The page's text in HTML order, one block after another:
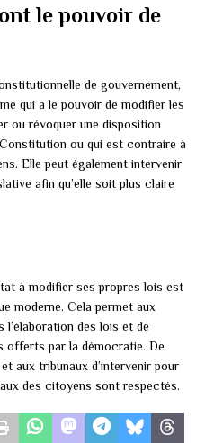
le pouvoir de
de gouvernement,
qui a le pouvoir de modifier les
ou révoquer une disposition
ou qui est contraire à
Elle peut également intervenir
afin qu’elle soit plus claire
à modifier ses propres lois est
moderne. Cela permet aux
des lois et de
offerts par la démocratie. De
aux tribunaux d’intervenir pour
des citoyens sont respectés.